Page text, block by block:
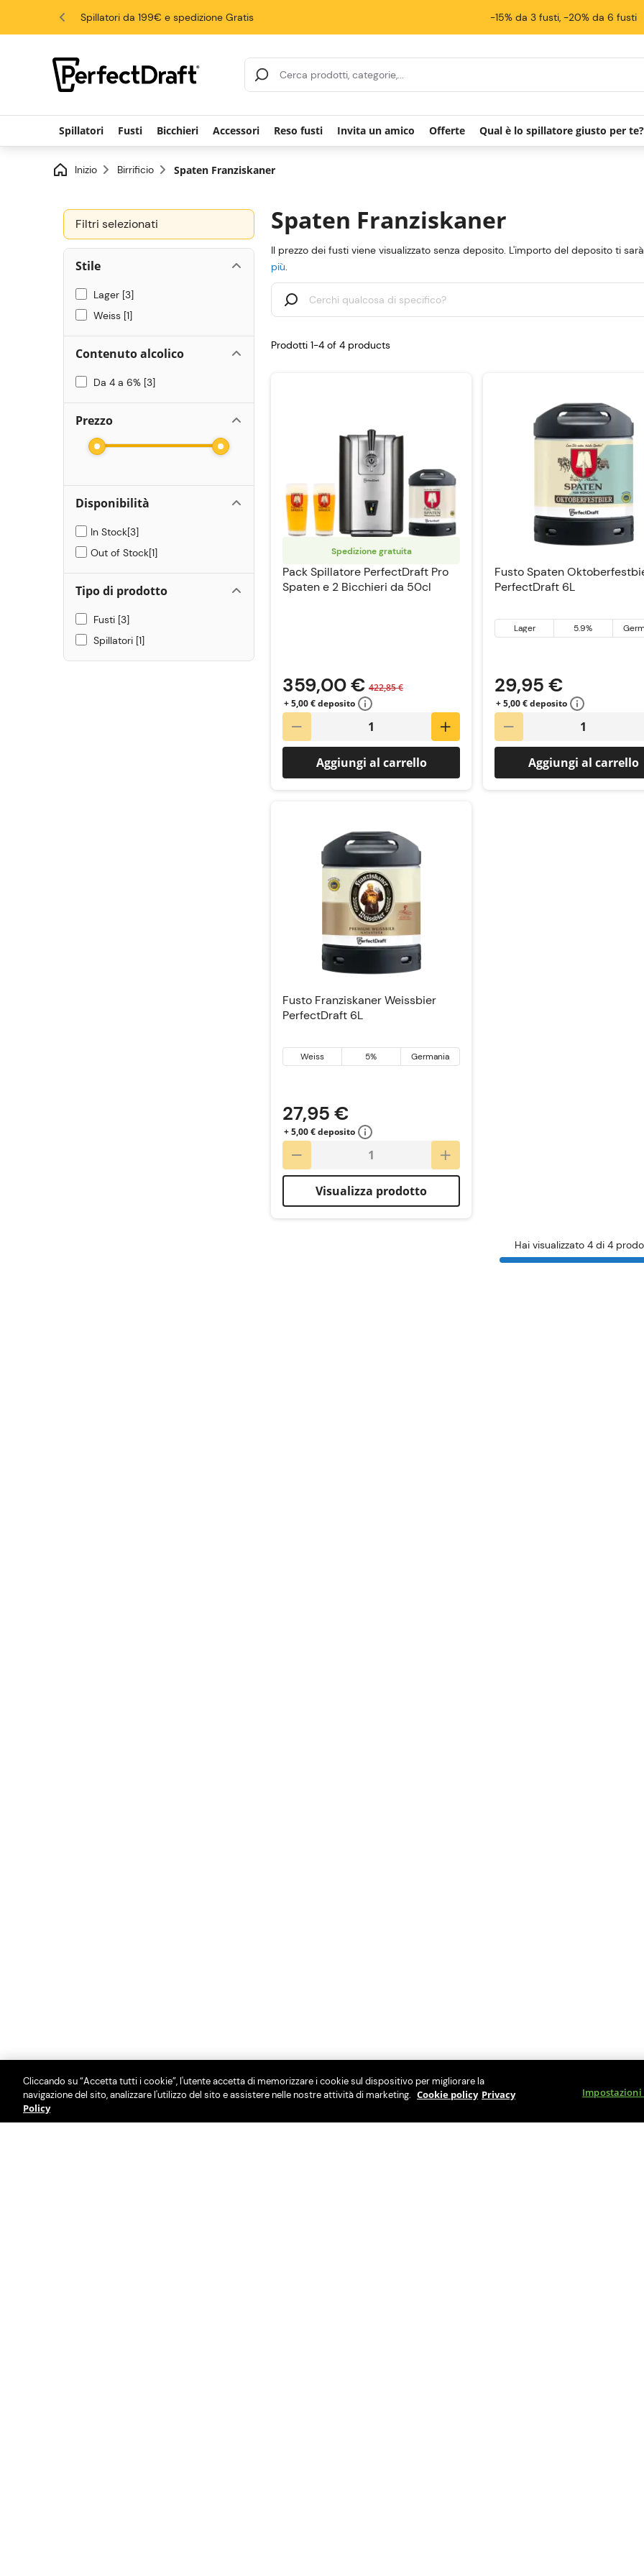
4.6/5 Spillatori da 199€ e spedizione Gratis -15% da 3 fusti, -20% da 6 fusti
risultati di ricerca
Spillatori Fusti Bicchieri Accessori Reso fusti Invita un amico Offerte Qual è lo spillatore giusto per te?
Inizio Birrificio Spaten Franziskaner
Filtri selezionati
Stile
Lager 3
Weiss 1
Contenuto alcolico
Da 4 a 6% 3
Prezzo
Disponibilità
In Stock 3
Out of Stock 1
Tipo di prodotto
Fusti 3
Spillatori 1
Spaten Franziskaner
Il prezzo dei fusti viene visualizzato senza deposito. L'importo del deposito ti
più.
Prodotti 1-4 of 4 products
Spedizione gratuita
Pack Spillatore PerfectDraft Pro
Spaten e 2 Bicchieri da 50cl
359,00 € 422,85 €
+ 5,00 € deposito
Aggiungi al carrello
Fusto Spaten
PerfectDraft 6L
29,95 €
+ 5,00 € deposito
Aggiungi al carrello
Lager 5.9%
Fusto Franziskaner Weissbier
PerfectDraft 6L
27,95 €
+ 5,00 € deposito
Visualizza prodotto
Weiss 5% Germania
Hai visualizzato 4 di 4
Cliccando su “Accetta tutti i cookie”, l'utente accetta di memorizzare i cookie sul dispositivo per migliorare la
navigazione del sito, analizzare l'utilizzo del sito e assistere nelle nostre attività di marketing. Cookie policy Privacy
Policy
Impostazioni